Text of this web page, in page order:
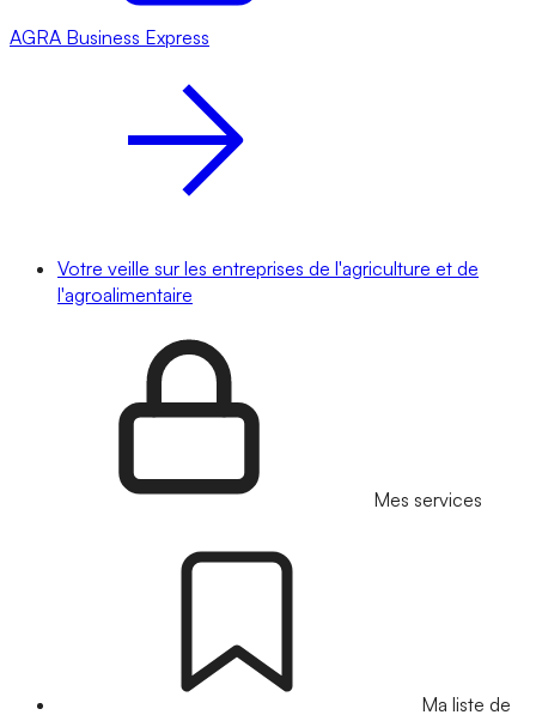
AGRA Business Express
Votre veille sur les entreprises de l'agriculture et de
l'agroalimentaire
Mes services
Ma liste de